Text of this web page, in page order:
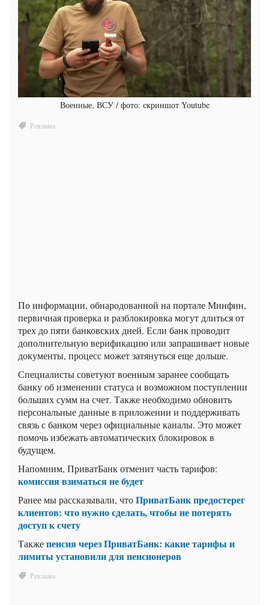
Военные, ВСУ / фото: скриншот Youtube
По информации, обнародованной на портале Минфин,
первичная проверка и разблокировка могут длиться от
трех до пяти банковских дней. Если банк проводит
дополнительную верификацию или запрашивает новые
документы, процесс может затянуться еще дольше.
Специалисты советуют военным заранее сообщать
банку об изменении статуса и возможном поступлении
больших сумм на счет. Также необходимо обновить
персональные данные в приложении и поддерживать
связь с банком через официальные каналы. Это может
помочь избежать автоматических блокировок в
будущем.
Напомним, ПриватБанк отменит часть тарифов:
комиссия взиматься не будет
Ранее мы рассказывали, чтоПриватБанк предостерег
клиентов: что нужно сделать, чтобы не потерять
доступ к счету
Такжепенсия через ПриватБанк: какие тарифы и
лимиты установили для пенсионеров